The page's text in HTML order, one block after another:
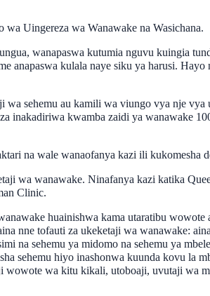
Uingereza wa Wanawake na Wasichana.
wanapaswa kutumia nguvu kuingia
anapaswa kulala naye siku ya harusi. Hayo
sehemu au kamili wa viungo vya nje
inakadiriwa kwamba zaidi ya wanawake
na wale wanaofanya kazi ili
wa wanawake. Ninafanya kazi katika
Clinic.
huainishwa kama utaratibu wowote
nne tofauti za ukeketaji wa wanawake:
na sehemu ya midomo na sehemu ya
sehemu hiyo inashonwa kuunda kovu la
wowote wa kitu kikali, utoboaji, uvutaji wa